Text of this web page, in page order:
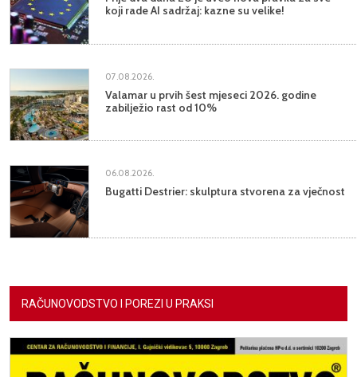
koji rade AI sadržaj: kazne su velike!
07.08.2026.
Valamar u prvih šest mjeseci 2026. godine
zabilježio rast od 10%
06.08.2026.
Bugatti Destrier: skulptura stvorena za vječnost
RAČUNOVODSTVO I POREZI U PRAKSI